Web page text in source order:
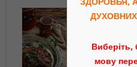
ЗДОРОВЬЯ,
Виберіть,
мову